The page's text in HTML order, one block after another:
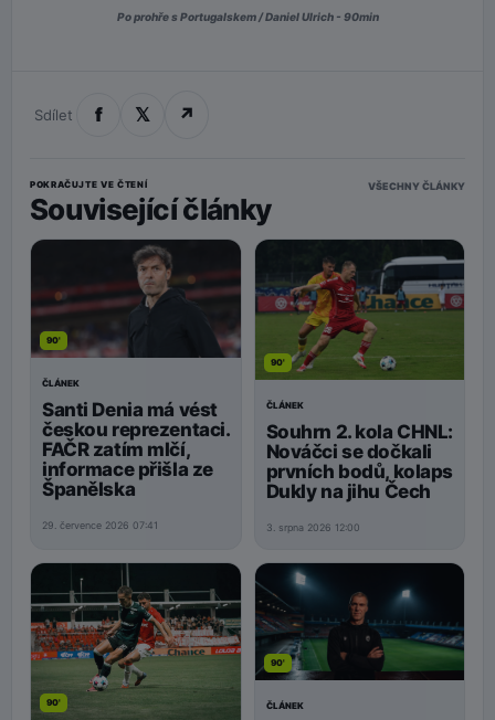
Po prohře s Portugalskem / Daniel Ulrich - 90min
Sdílet f 𝕏 ↗
POKRAČUJTE VE ČTENÍ
Související články
VŠECHNY ČLÁNKY
90'
ČLÁNEK
Santi Denia má vést
českou reprezentaci.
FAČR zatím mlčí,
informace přišla ze
Španělska
29. července 2026 07:41
90'
ČLÁNEK
Souhrn 2. kola CHNL:
Nováčci se dočkali
prvních bodů, kolaps
Dukly na jihu Čech
3. srpna 2026 12:00
90'
90'
ČLÁNEK